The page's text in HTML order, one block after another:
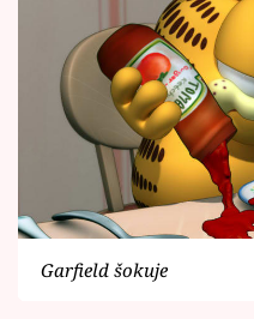
Garfield šokuje